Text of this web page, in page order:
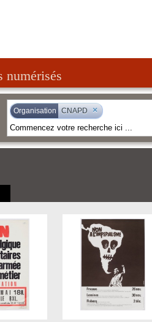
numérisés
Organisation CNAPD ×